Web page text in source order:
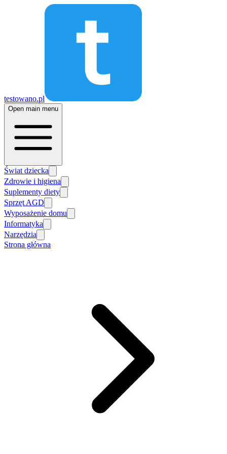
testowano.pl
Open main menu
Świat dziecka
Zdrowie i higiena
Suplementy diety
Sprzęt AGD
Wyposażenie domu
Informatyka
Narzędzia
Strona główna